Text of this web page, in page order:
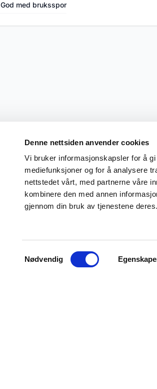
Denne nettsiden anvender cookies
Vi bruker informasjonskapsler for å
mediefunksjoner og for å analysere
nettstedet vårt, med partnerne våre
kombinere den med annen
gjennom din bruk av tjenestene deres.
Samtykkevalg
Nødvendig
God med bruksspor